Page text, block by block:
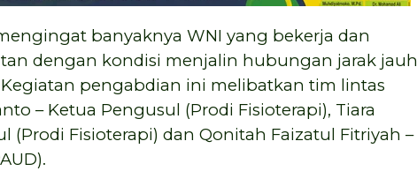
banyaknya WNI yang bekerja dan
dengan kondisi menjalin hubungan jarak jauh
pengabdian ini melibatkan tim lintas
– Ketua Pengusul (Prodi Fisioterapi), Tiara
(Prodi Fisioterapi) dan Qonitah Faizatul Fitriyah –